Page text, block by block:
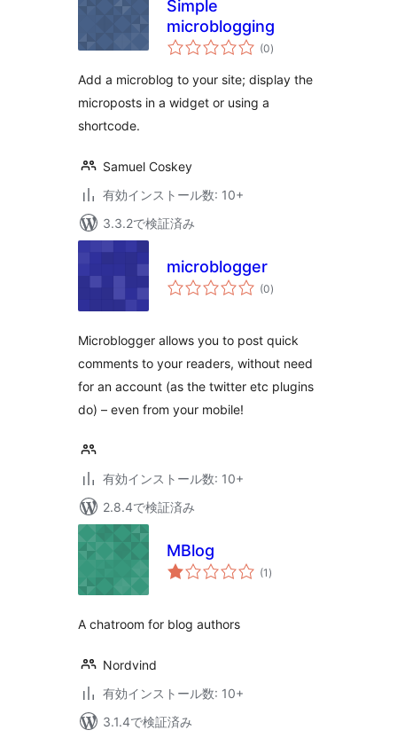
Simple
microblogging
(0個
の
価
)
Add a microblog to your site; display the
microposts in a widget or using a
shortcode.
Samuel Coskey
有効インストール数: 10+
3.3.2で検証済み
microblogger
(0個
の)
Microblogger allows you to post quick
comments to your readers, without need
for an account (as the twitter etc plugins
do) – even from your mobile!
有効インストール数: 10+
2.8.4で検証済み
MBlog
(1 個
の)
A chatroom for blog authors
Nordvind
有効インストール数: 10+
3.1.4で検証済み